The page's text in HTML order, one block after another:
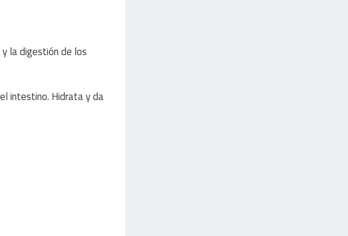
la digestión de los
intestino. Hidrata y da